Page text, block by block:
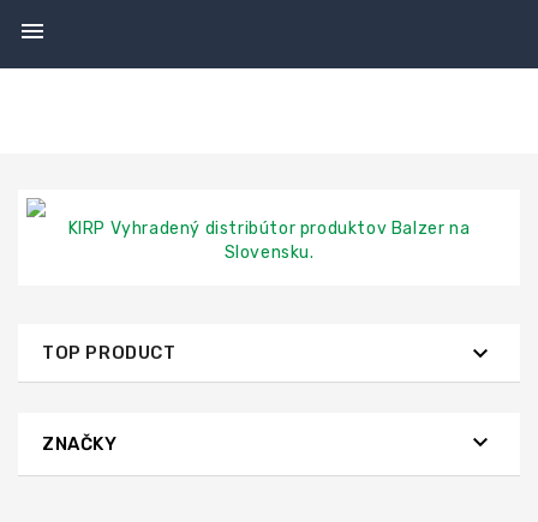

KIRP Vyhradený distribútor produktov Balzer na
Slovensku.
TOP PRODUCT 
ZNAČKY 